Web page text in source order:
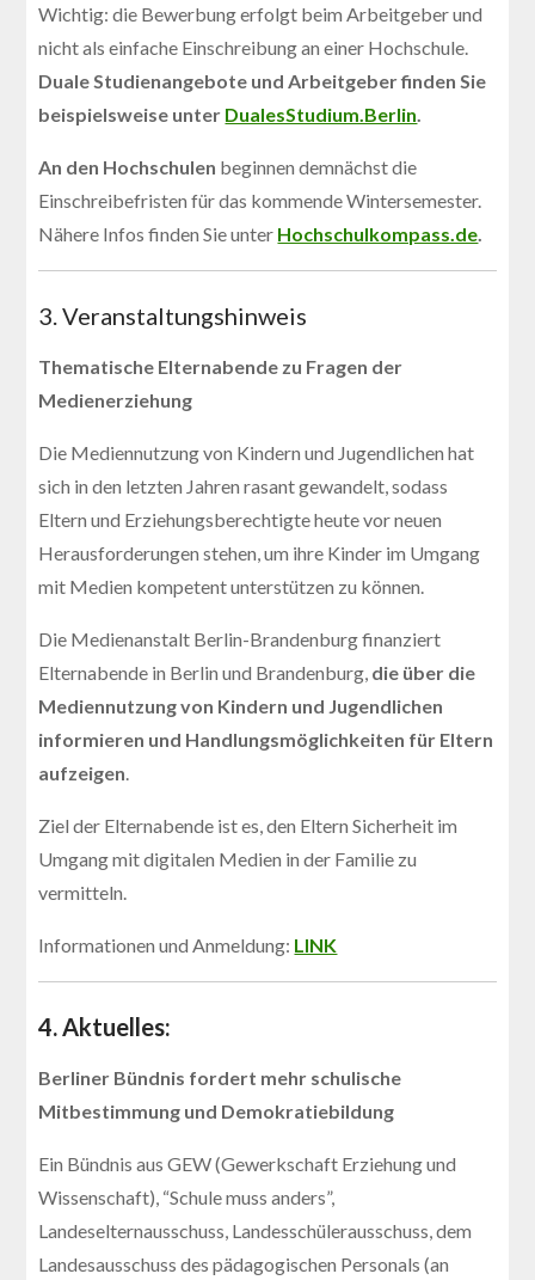
Wichtig: die Bewerbung erfolgt beim Arbeitgeber und
nicht als einfache Einschreibung an einer Hochschule.
Duale Studienangebote und Arbeitgeber finden Sie
beispielsweise unter DualesStudium.Berlin.
An den Hochschulen beginnen demnächst die
Einschreibefristen für das kommende Wintersemester.
Nähere Infos finden Sie unter Hochschulkompass.de.
3. Veranstaltungshinweis
Thematische Elternabende zu Fragen der
Medienerziehung
Die Mediennutzung von Kindern und Jugendlichen hat
sich in den letzten Jahren rasant gewandelt, sodass
Eltern und Erziehungsberechtigte heute vor neuen
Herausforderungen stehen, um ihre Kinder im Umgang
mit Medien kompetent unterstützen zu können.
Die Medienanstalt Berlin-Brandenburg finanziert
Elternabende in Berlin und Brandenburg, die über die
Mediennutzung von Kindern und Jugendlichen
informieren und Handlungsmöglichkeiten für Eltern
aufzeigen.
Ziel der Elternabende ist es, den Eltern Sicherheit im
Umgang mit digitalen Medien in der Familie zu
vermitteln.
Informationen und Anmeldung: LINK
4. Aktuelles:
Berliner Bündnis fordert mehr schulische
Mitbestimmung und Demokratiebildung
Ein Bündnis aus GEW (Gewerkschaft Erziehung und
Wissenschaft), “Schule muss anders”,
Landeselternausschuss, Landesschülerausschuss, dem
Landesausschuss des pädagogischen Personals (an